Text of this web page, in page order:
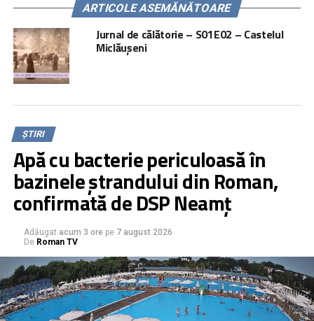
ARTICOLE ASEMĂNĂTOARE
Jurnal de călătorie – S01E02 – Castelul
Miclăușeni
ȘTIRI
Apă cu bacterie periculoasă în
bazinele ștrandului din Roman,
confirmată de DSP Neamț
Adăugat acum 3 ore pe 7 august 2026
De Roman TV